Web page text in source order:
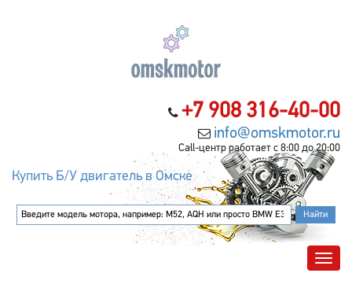
+7 908 316-40-00
info@omskmotor.ru
Call-центр работает с 8:00 до 20:00
Купить Б/У двигатель в Омске